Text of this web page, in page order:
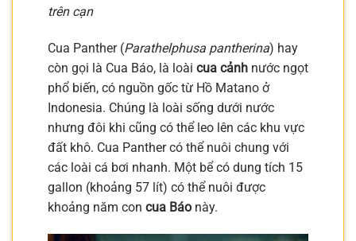
trên cạn
Cua Panther (Parathelphusa pantherina) hay
còn gọi là Cua Báo, là loài cua cảnh nước ngọt
phổ biến, có nguồn gốc từ Hồ Matano ở
Indonesia. Chúng là loài sống dưới nước
nhưng đôi khi cũng có thể leo lên các khu vực
đất khô. Cua Panther có thể nuôi chung với
các loài cá bơi nhanh. Một bể có dung tích 15
gallon (khoảng 57 lít) có thể nuôi được
khoảng năm con cua Báo này.